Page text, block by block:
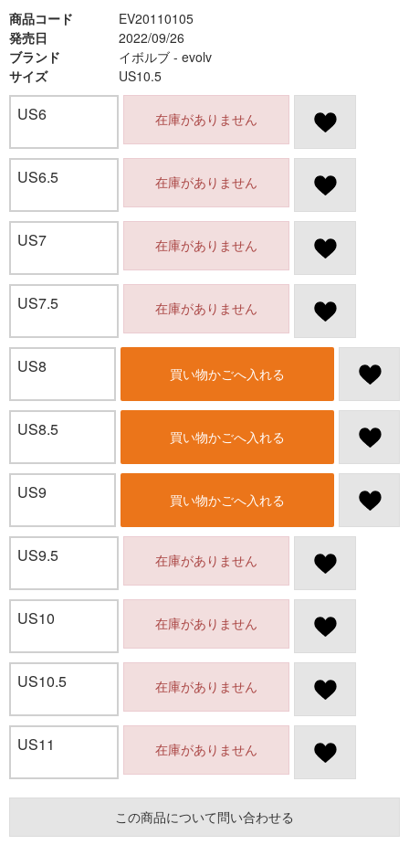
商品コード
EV20110105
発売日
2022/09/26
ブランド
イボルブ - evolv
サイズ
US10.5
US6 在庫がありません
US6.5 在庫がありません
US7 在庫がありません
US7.5 在庫がありません
US8 買い物かごへ入れる
US8.5 買い物かごへ入れる
US9 買い物かごへ入れる
US9.5 在庫がありません
US10 在庫がありません
US10.5 在庫がありません
US11 在庫がありません
この商品について問い合わせる